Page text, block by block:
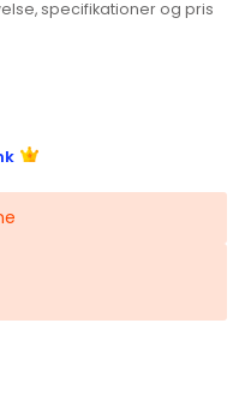
specifikationer og pris